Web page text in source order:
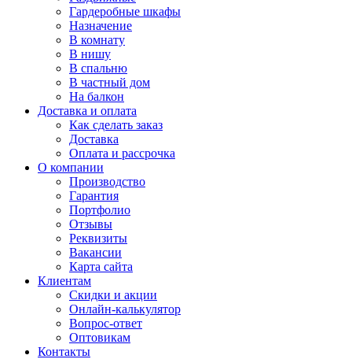
Гардеробные шкафы
Назначение
В комнату
В нишу
В спальню
В частный дом
На балкон
Доставка и оплата
Как сделать заказ
Доставка
Оплата и рассрочка
О компании
Производство
Гарантия
Портфолио
Отзывы
Реквизиты
Вакансии
Карта сайта
Клиентам
Скидки и акции
Онлайн-калькулятор
Вопрос-ответ
Оптовикам
Контакты